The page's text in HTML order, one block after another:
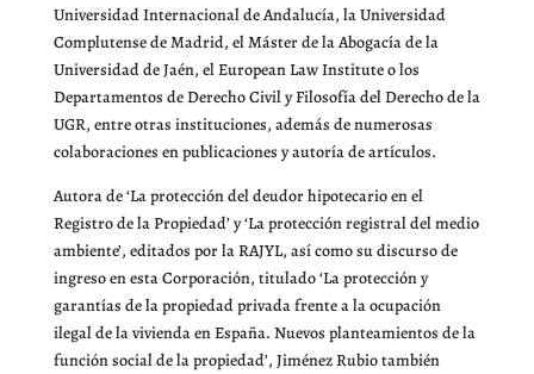
Universidad Internacional de Andalucía, la Universidad
Complutense de Madrid, el Máster de la Abogacía de la
Universidad de Jaén, el European Law Institute o los
Departamentos de Derecho Civil y Filosofía del Derecho de la
UGR, entre otras instituciones, además de numerosas
colaboraciones en publicaciones y autoría de artículos.
Autora de ‘La protección del deudor hipotecario en el
Registro de la Propiedad’ y ‘La protección registral del medio
ambiente’, editados por la RAJYL, así como su discurso de
ingreso en esta Corporación, titulado ‘La protección y
garantías de la propiedad privada frente a la ocupación
ilegal de la vivienda en España. Nuevos planteamientos de la
función social de la propiedad’, Jiménez Rubio también